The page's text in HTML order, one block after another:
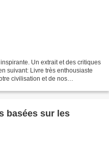
Un extrait et des critiques
suivant: Livre très enthousiaste
civilisation et de nos
basées sur les